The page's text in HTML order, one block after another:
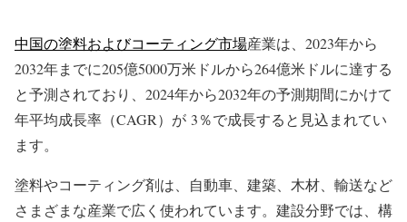
中国の塗料およびコーティング市場産業は、2023年から
2032年までに205億5000万米ドルから264億米ドルに達する
と予測されており、2024年から2032年の予測期間にかけて
年平均成長率（CAGR）が 3％で成長すると見込まれてい
ます。
塗料やコーティング剤は、自動車、建築、木材、輸送など
さまざまな産業で広く使われています。建設分野では、構